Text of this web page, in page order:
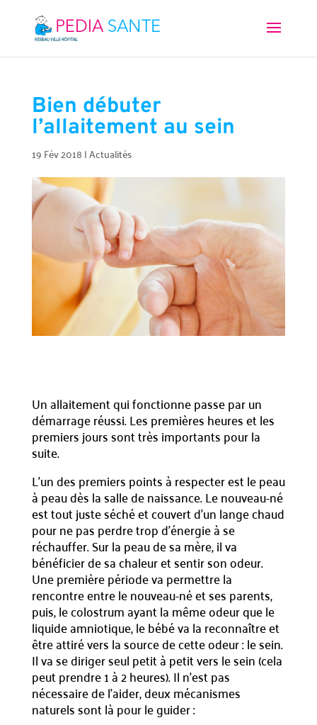
Bien débuter
l’allaitement au sein
19 Fév 2018|Actualités
Un allaitement qui fonctionne passe par un
démarrage réussi. Les premières heures et les
premiers jours sont très importants pour la
suite.
L’un des premiers points à respecter est le peau
à peau dès la salle de naissance. Le nouveau-né
est tout juste séché et couvert d’un lange chaud
pour ne pas perdre trop d’énergie à se
réchauffer. Sur la peau de sa mère, il va
bénéficier de sa chaleur et sentir son odeur.
Une première période va permettre la
rencontre entre le nouveau-né et ses parents,
puis, le colostrum ayant la même odeur que le
liquide amniotique, le bébé va la reconnaître et
être attiré vers la source de cette odeur : le sein.
Il va se diriger seul petit à petit vers le sein (cela
peut prendre 1 à 2 heures). Il n’est pas
nécessaire de l’aider, deux mécanismes
naturels sont là pour le guider :